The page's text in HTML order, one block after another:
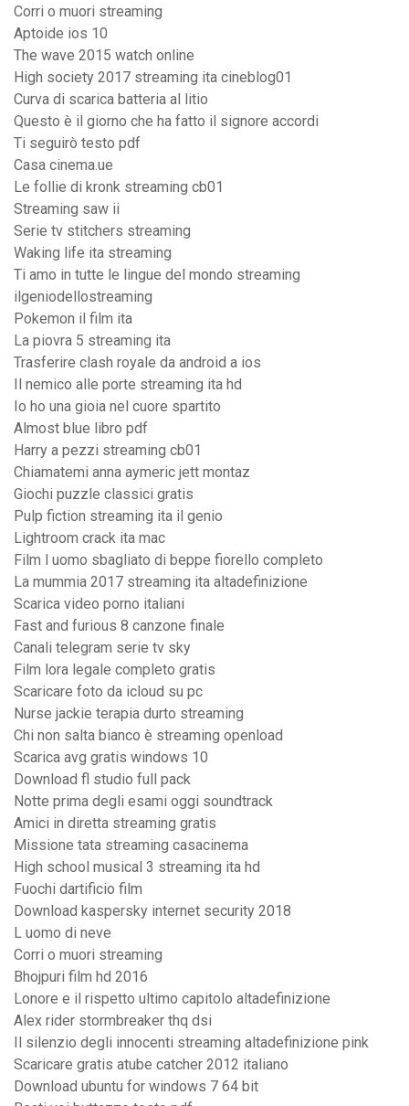
Corri o muori streaming
Aptoide ios 10
The wave 2015 watch online
High society 2017 streaming ita cineblog01
Curva di scarica batteria al litio
Questo è il giorno che ha fatto il signore accordi
Ti seguirò testo pdf
Casa cinema.ue
Le follie di kronk streaming cb01
Streaming saw ii
Serie tv stitchers streaming
Waking life ita streaming
Ti amo in tutte le lingue del mondo streaming
ilgeniodellostreaming
Pokemon il film ita
La piovra 5 streaming ita
Trasferire clash royale da android a ios
Il nemico alle porte streaming ita hd
Io ho una gioia nel cuore spartito
Almost blue libro pdf
Harry a pezzi streaming cb01
Chiamatemi anna aymeric jett montaz
Giochi puzzle classici gratis
Pulp fiction streaming ita il genio
Lightroom crack ita mac
Film l uomo sbagliato di beppe fiorello completo
La mummia 2017 streaming ita altadefinizione
Scarica video porno italiani
Fast and furious 8 canzone finale
Canali telegram serie tv sky
Film lora legale completo gratis
Scaricare foto da icloud su pc
Nurse jackie terapia durto streaming
Chi non salta bianco è streaming openload
Scarica avg gratis windows 10
Download fl studio full pack
Notte prima degli esami oggi soundtrack
Amici in diretta streaming gratis
Missione tata streaming casacinema
High school musical 3 streaming ita hd
Fuochi dartificio film
Download kaspersky internet security 2018
L uomo di neve
Corri o muori streaming
Bhojpuri film hd 2016
Lonore e il rispetto ultimo capitolo altadefinizione
Alex rider stormbreaker thq dsi
Il silenzio degli innocenti streaming altadefinizione pink
Scaricare gratis atube catcher 2012 italiano
Download ubuntu for windows 7 64 bit